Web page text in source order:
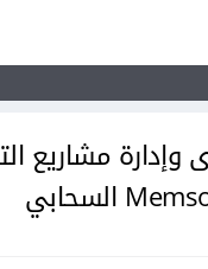
وإدارة مشاريع